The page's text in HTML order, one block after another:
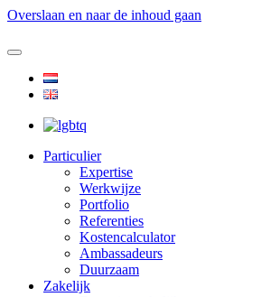
Overslaan en naar de inhoud gaan
Particulier
Expertise
Werkwijze
Portfolio
Referenties
Kostencalculator
Ambassadeurs
Duurzaam
Zakelijk